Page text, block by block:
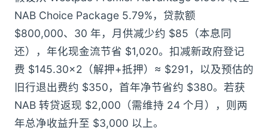
NAB Choice Package 5.79%，贷款额
$800,000、30 年，月供减少约 $85（本息同
还），年化现金流节省 $1,020。扣减新政府登记
费 $145.30×2（解押+抵押）≈ $291，以及预估的
旧行退出费约 $350，首年净节省约 $380。若获
NAB 转贷返现 $2,000（需维持 24 个月），则两
年总净收益升至 $3,000 以上。